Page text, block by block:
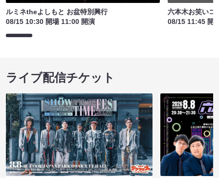
ルミネtheよしもと お盆特別興行
08/15 10:30 開場 11:00 開演
六本木お笑いコ
08/15 11:45 開
ライブ配信チケット